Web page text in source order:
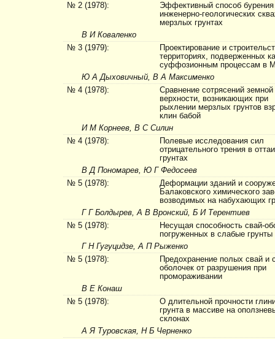
№ 2 (1978):
Эффективный способ бурения
инженерно-геологических
мерзлых грунтах
В И Коваленко
№ 3 (1979):
Проектирование и
территориях, подверженных
суффозионным процессам в
Ю А Дыховичный, В А Максименко
№ 4 (1978):
Сравнение сотрясений
верхности, возникающих при
рыхлении мерзлых грунтов
клин бабой
И М Корнеев, В С Силин
№ 4 (1978):
Полевые исследования сил
отрицательного трения в
грунтах
В Д Пономарев, Ю Г Федосеев
№ 5 (1978):
Де­формации зданий и
Балаковского химического
возводимых на набухающих
Г Г Болдырев, А В Вронский, Б И Терентиев
№ 5 (1978):
Несущая способность свай-
погруженных в слабые грунты
Г Н Гугуцидзе, А П Рыженко
№ 5 (1978):
Предохранение полых свай и
оболочек от раз­рушения при
промораживании
В Е Конаш
№ 5 (1978):
О длительной прочности
грунта в массиве на
склонах
А Я Туровская, Н Б Черненко